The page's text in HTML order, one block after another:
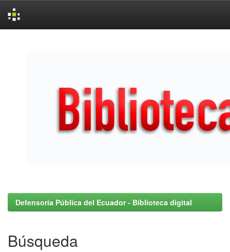
Defensoría Pública del Ecuador - Biblioteca digital
Búsqueda